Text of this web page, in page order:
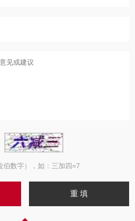
伯数字），如：三加四=7